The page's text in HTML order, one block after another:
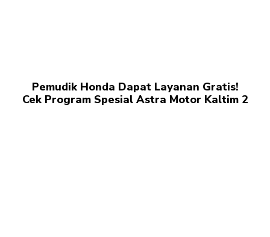
Pemudik Honda Dapat Layanan Gratis!
Cek Program Spesial Astra Motor Kaltim 2